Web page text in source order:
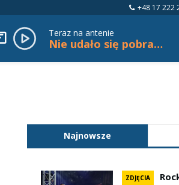
+48 17 222
Teraz na antenie
Nie udało się pobrać tytułu.
Najnowsze
ZDJĘCIA